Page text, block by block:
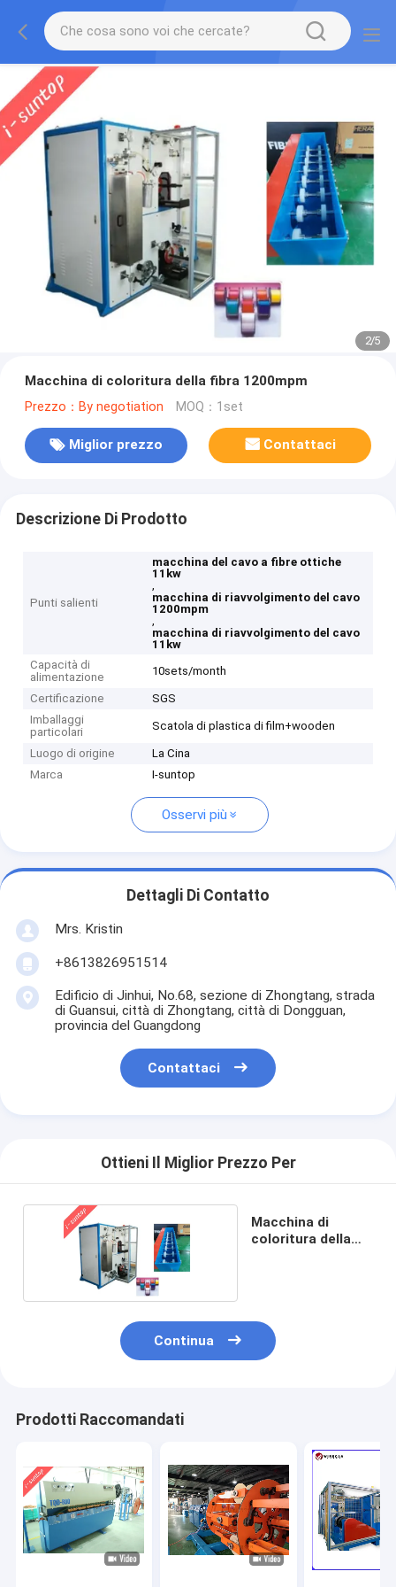
2/5
Macchina di coloritura della fibra 1200mpm
Prezzo：By negotiation MOQ：1set
Miglior prezzo Contattaci
Descrizione Di Prodotto
Punti salienti
macchina del cavo a fibre ottiche
11kw
,
macchina di riavvolgimento del cavo
1200mpm
,
macchina di riavvolgimento del cavo
11kw
Capacità di
alimentazione
10sets/month
Certificazione
SGS
Imballaggi
particolari
Scatola di plastica di film+wooden
Luogo di origine
La Cina
Marca
I-suntop
Osservi più
Dettagli Di Contatto
Mrs. Kristin
+8613826951514
Edificio di Jinhui, No.68, sezione di Zhongtang, strada
di Guansui, città di Zhongtang, città di Dongguan,
provincia del Guangdong
Contattaci
Ottieni Il Miglior Prezzo Per
Macchina di
coloritura della
Continua
Prodotti Raccomandati